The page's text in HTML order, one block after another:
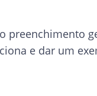
preenchimento
e dar um